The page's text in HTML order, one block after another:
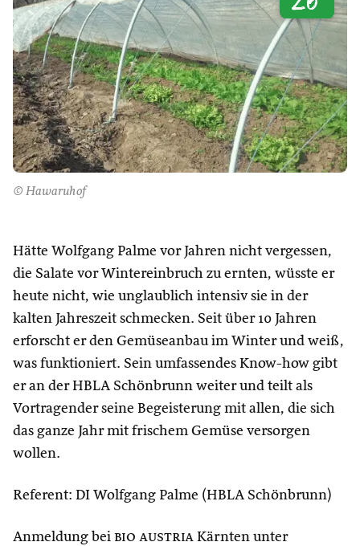
© Hawaruhof
Hätte Wolfgang Palme vor Jahren nicht vergessen,
die Salate vor Wintereinbruch zu ernten, wüsste er
heute nicht, wie unglaublich intensiv sie in der
kalten Jahreszeit schmecken. Seit über 10 Jahren
erforscht er den Gemüseanbau im Winter und weiß,
was funktioniert. Sein umfassendes Know-how gibt
er an der HBLA Schönbrunn weiter und teilt als
Vortragender seine Begeisterung mit allen, die sich
das ganze Jahr mit frischem Gemüse versorgen
wollen.
Referent: DI Wolfgang Palme (HBLA Schönbrunn)
Anmeldung bei bio austria Kärnten unter